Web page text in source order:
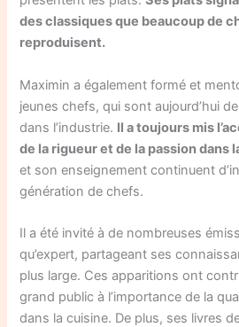
des classiques que beaucoup de
reproduisent.
Maximin a également formé et
jeunes chefs, qui sont aujourd’hui
dans l’industrie. Il a toujours mis
de la rigueur et de la passion dans
et son enseignement continuent
génération de chefs.
Il a été invité à de nombreuses
qu’expert, partageant ses
plus large. Ces apparitions ont
grand public à l’importance de la
dans la cuisine. De plus, ses livres